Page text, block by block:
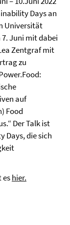
Days an
Universität
Juni mit dabei
Zentgraf mit
zu
auf
Food
Der Talk ist
Days, die sich
eshier.